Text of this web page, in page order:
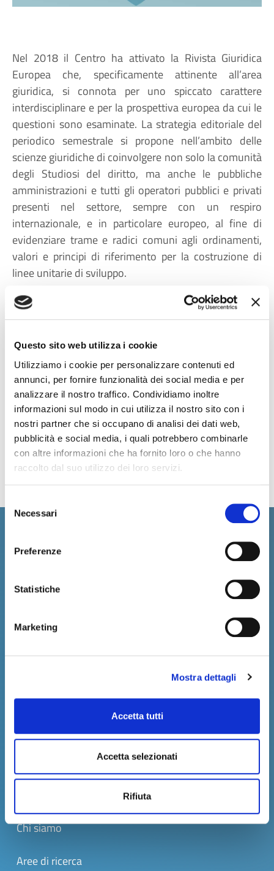
Questo sito web utilizza i cookie
Utilizziamo i cookie per personalizzare contenuti ed
annunci, per fornire funzionalità dei social media e per
analizzare il nostro traffico. Condividiamo inoltre
informazioni sul modo in cui utilizza il nostro sito con i
nostri partner che si occupano di analisi dei dati web,
pubblicità e social media, i quali potrebbero combinarle
con altre informazioni che ha fornito loro o che hanno
raccolto dal suo utilizzo dei loro servizi.
delNecessari
Preferenze
Statistiche
Marketing
Mostra dettagli
Accetta tutti
Accetta selezionati
Rifiuta
Nel 2018 il Centro ha attivato la Rivista Giuridica
Europea che, specificamente attinente all’area
giuridica, si connota per uno spiccato carattere
interdisciplinare e per la prospettiva europea da cui le
questioni sono esaminate. La strategia editoriale del
periodico semestrale si propone nell’ambito delle
scienze giuridiche di coinvolgere non solo la comunità
degli Studiosi del diritto, ma anche le pubbliche
amministrazioni e tutti gli operatori pubblici e privati
presenti nel settore, sempre con un respiro
internazionale, e in particolare europeo, al fine di
evidenziare trame e radici comuni agli ordinamenti,
valori e principi di riferimento per la costruzione di
linee unitarie di sviluppo.
Gli organismi propri della rivista e della collana sono
stati riorganizzati con decreto del Direttore n.35-U del
Con lo stesso decreto, è stato inoltre costituito il
Comitato di redazione del blog, al quale
parteciperanno anche alcune risorse umane del
gruppo di lavoro ed esperti provenienti dalle molteplici
strutture presenti sui territori.
Sito Web
Università degli Studi di Napoli
Centro Interdipartimentale di ricerca
Laboratorio di Urbanistica e Pianificazione
Chi siamo
Aree di ricerca